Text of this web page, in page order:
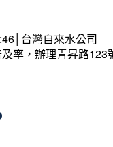
台灣自來水公司
率，辦理青昇路